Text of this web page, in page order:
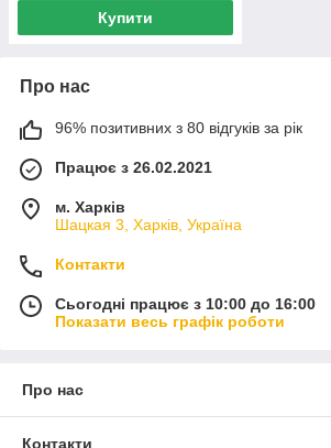
Купити
Про нас
96% позитивних з 80 відгуків за рік
Працює з 26.02.2021
м. Харків
Шацкая 3, Харків, Україна
Контакти
Сьогодні працює з 10:00 до 16:00
Показати весь графік роботи
Про нас
Контакти